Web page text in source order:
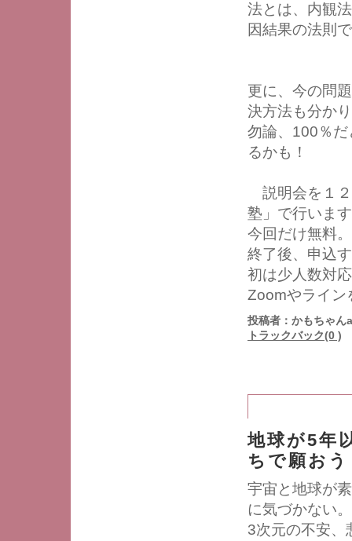
法とは、内観
因結果の法則
更に、今の問
決方法も分か
勿論、100％
るかも！
説明会を１２
塾」で行いま
今回だけ無料。
終了後、申込
初は少人数対
Zoomやライン
投稿者：かもちゃ
トラックバック(0 )
地球が5年
ちで願お
宇宙と地球が
に気づかない。
3次元の不安、